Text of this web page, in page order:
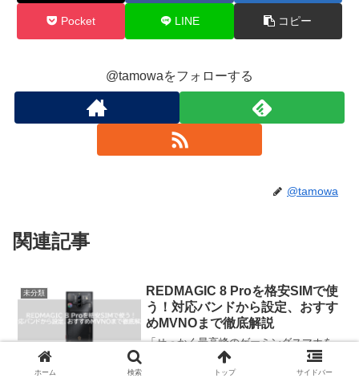
Pocket LINE コピー
@tamowaをフォローする
@tamowa
関連記事
未分類
REDMAGIC 8 Proを格安SIMで使
う！対応バンドから設定、おすす
めMVNOまで徹底解説
「せっかく最高峰のゲーミングスマホを
手に入れたなら、月々の通信費は賢く抑
えたい！」圧倒的な処理性能と冷却性能
ホーム 検索 トップ サイドバー